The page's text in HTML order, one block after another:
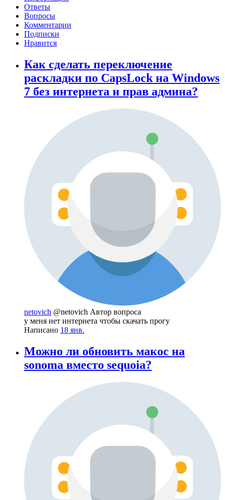
Ответы
Вопросы
Комментарии
Подписки
Нравится
Как сделать переключение
раскладки по CapsLock на Windows
7 без интернета и прав админа?
netovich @netovich Автор вопроса
у меня нет интернета чтобы скачать прогу
Написано 18 янв.
Можно ли обновить макос на
sonoma вместо sequoia?